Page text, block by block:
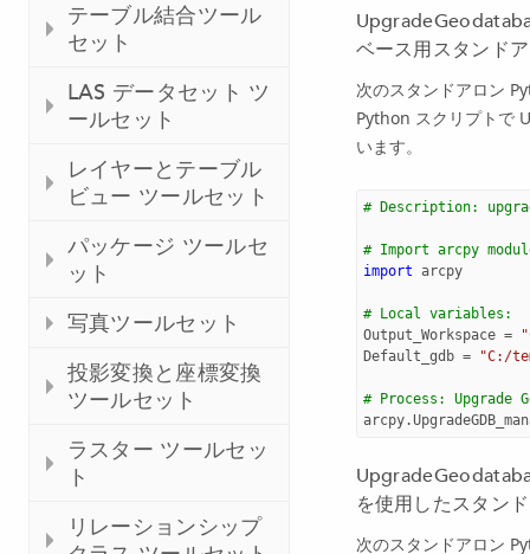
テーブル結合ツール
セット
LAS データセット ツ
ールセット
レイヤーとテーブル
ビュー ツールセット
パッケージ ツールセ
ット
写真ツールセット
投影変換と座標変換
ツールセット
ラスター ツールセッ
ト
リレーションシップ
ベース用スタンド
次のスタンドアロン
Python スクリプトで
います。
# Description:
# Import arcpy
import arcpy
# Local variables:
Output_Workspace =
Default_gdb = "C:/
# Process: Upgrade
arcpy.
を使用したスタン
次のスタンドアロン